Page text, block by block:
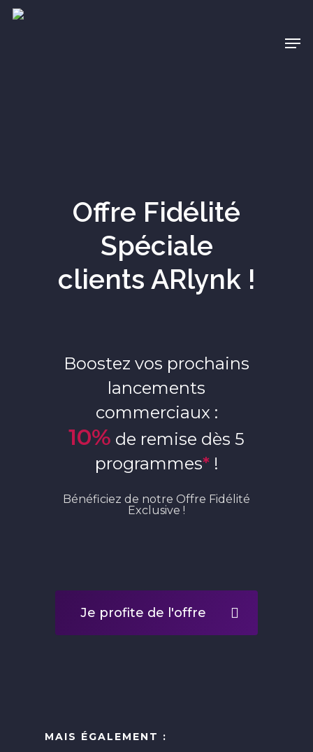
Offre Fidélité
Spéciale
clients ARlynk !
Boostez vos prochains
lancements
commerciaux :
10% de remise dès 5
programmes*!
Bénéficiez de notre Offre Fidélité
Exclusive !
Je profite de l'offre
MAIS ÉGALEMENT :